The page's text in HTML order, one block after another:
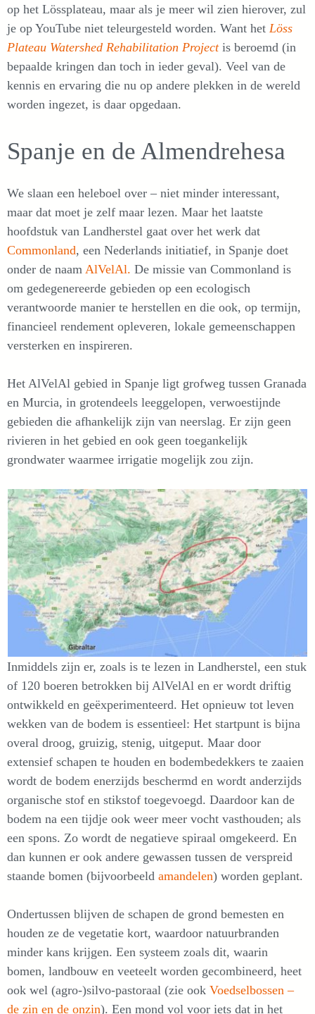
op het Lössplateau, maar als je meer wil zien hierover, zul
je op YouTube niet teleurgesteld worden. Want het Löss
Plateau Watershed Rehabilitation Project is beroemd (in
bepaalde kringen dan toch in ieder geval). Veel van de
kennis en ervaring die nu op andere plekken in de wereld
worden ingezet, is daar opgedaan.
Spanje en de Almendrehesa
We slaan een heleboel over – niet minder interessant,
maar dat moet je zelf maar lezen. Maar het laatste
hoofdstuk van Landherstel gaat over het werk dat
Commonland, een Nederlands initiatief, in Spanje doet
onder de naam AlVelAl. De missie van Commonland is
om gedegenereerde gebieden op een ecologisch
verantwoorde manier te herstellen en die ook, op termijn,
financieel rendement opleveren, lokale gemeenschappen
versterken en inspireren.
Het AlVelAl gebied in Spanje ligt grofweg tussen Granada
en Murcia, in grotendeels leeggelopen, verwoestijnde
gebieden die afhankelijk zijn van neerslag. Er zijn geen
rivieren in het gebied en ook geen toegankelijk
grondwater waarmee irrigatie mogelijk zou zijn.
Inmiddels zijn er, zoals is te lezen in Landherstel, een stuk
of 120 boeren betrokken bij AlVelAl en er wordt driftig
ontwikkeld en geëxperimenteerd. Het opnieuw tot leven
wekken van de bodem is essentieel: Het startpunt is bijna
overal droog, gruizig, stenig, uitgeput. Maar door
extensief schapen te houden en bodembedekkers te zaaien
wordt de bodem enerzijds beschermd en wordt anderzijds
organische stof en stikstof toegevoegd. Daardoor kan de
bodem na een tijdje ook weer meer vocht vasthouden; als
een spons. Zo wordt de negatieve spiraal omgekeerd. En
dan kunnen er ook andere gewassen tussen de verspreid
staande bomen (bijvoorbeeld amandelen) worden geplant.
Ondertussen blijven de schapen de grond bemesten en
houden ze de vegetatie kort, waardoor natuurbranden
minder kans krijgen. Een systeem zoals dit, waarin
bomen, landbouw en veeteelt worden gecombineerd, heet
ook wel (agro-)silvo-pastoraal (zie ook Voedselbossen –
de zin en de onzin). Een mond vol voor iets dat in het